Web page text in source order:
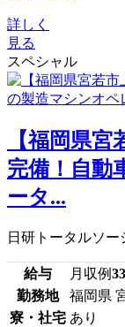
詳しく
見る
スペシャル
【福岡県
完備！自動
ータ...
日研トータルソ
給与 月収例
勤務地
福岡県
寮・社宅 あり